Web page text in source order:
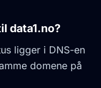
data1.no?
ligger i DNS-en
domene på